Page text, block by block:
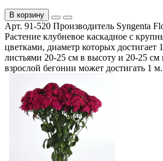
В корзину
Арт. 91-520 Производитель Syngenta
Растение клубневое каскадное с
цветками, диаметр которых
листьями 20-25 см в высоту и 20-25
взрослой бегонии может достигать 1